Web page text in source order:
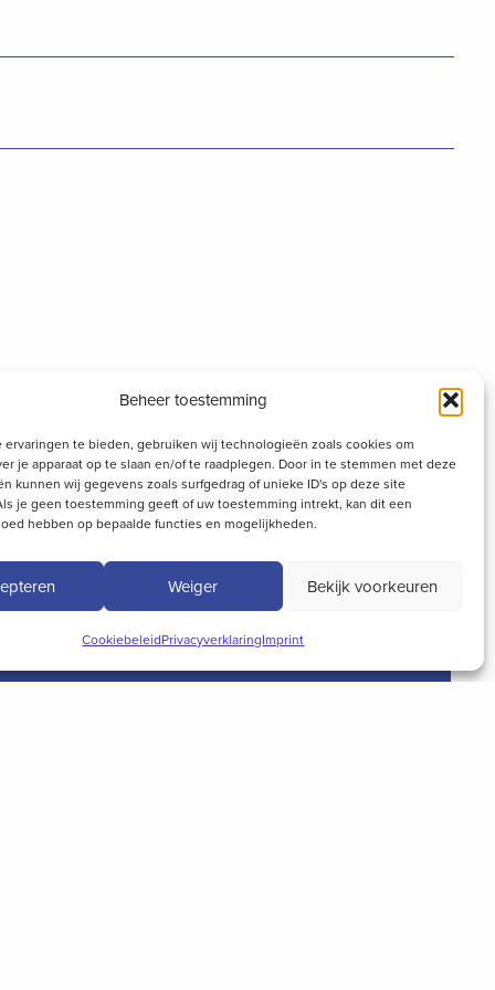
Beheer toestemming
ervaringen te bieden, gebruiken wij technologieën zoals cookies om
je apparaat op te slaan en/of te raadplegen. Door in te stemmen met deze
kunnen wij gegevens zoals surfgedrag of unieke ID's op deze site
je geen toestemming geeft of uw toestemming intrekt, kan dit een
hebben op bepaalde functies en mogelijkheden.
Weiger Bekijk voorkeuren
CookiebeleidPrivacyverklaringImprint